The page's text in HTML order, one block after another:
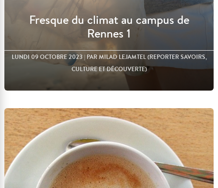
Fresque du climat au campus de
Rennes 1
LUNDI 09 OCTOBRE 2023 | PAR MILAD LEJAMTEL (REPORTER SAVOIRS,
CULTURE ET DÉCOUVERTE)
Lire l'article